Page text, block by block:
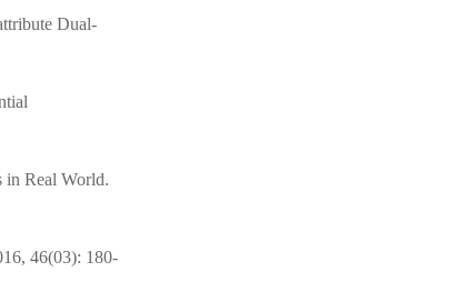
Dual-
in Real World.
46(03): 180-